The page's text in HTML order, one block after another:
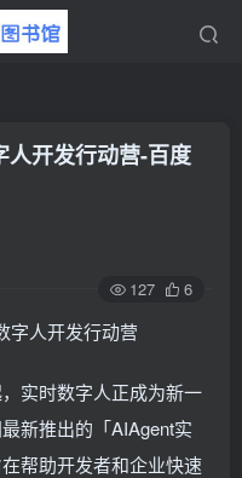
开发行动营-百度
127 6
字人开发行动营
实时数字人正成为新一
新推出的「AIAgent实
帮助开发者和企业快速